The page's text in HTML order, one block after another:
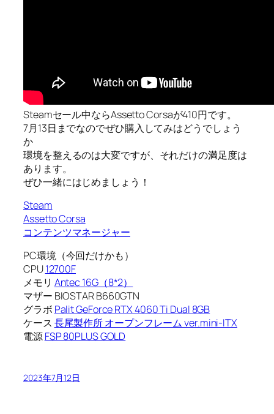
Steamセール中ならAssetto Corsaが410円です。
7月13日までなのでぜひ購入してみはどうでしょう
か
環境を整えるのは大変ですが、それだけの満足度は
あります。
ぜひ一緒にはじめましょう！
Steam
Assetto Corsa
コンテンツマネージャー
PC環境（今回だけかも）
CPU12700F
メモリ Antec 16G（8*2）
マザー BIOSTAR B660GTN
グラボ Palit GeForce RTX 4060 Ti Dual 8GB
ケース 長尾製作所 オープンフレーム ver.mini-ITX
電源FSP 80PLUS GOLD
2023年7月12日